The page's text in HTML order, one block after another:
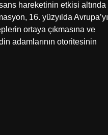
hareketinin etkisi altında
16. yüzyılda Avrupa’yı
ortaya çıkmasına ve
adamlarının otoritesinin